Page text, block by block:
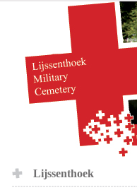
Lijssenthoek